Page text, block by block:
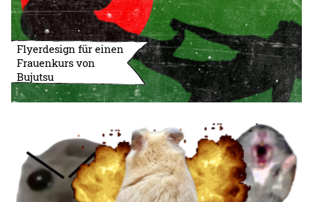
Flyerdesign für einen
Frauenkurs von
Bujutsu